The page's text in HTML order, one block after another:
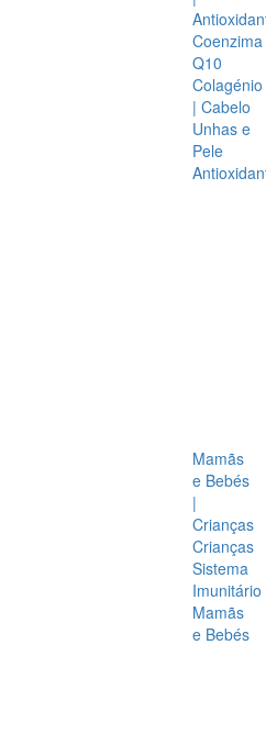
Coenzima
Q10
Colagénio
| Cabelo
Unhas e
Pele
Mamãs
e Bebés
|
Crianças
Crianças
Sistema
Imunitário
Mamãs
e Bebés